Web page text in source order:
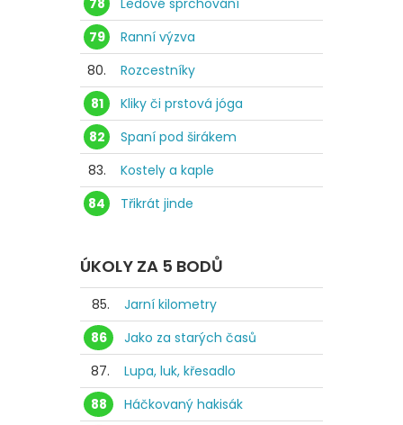
78
Ledové sprchování
79
Ranní výzva
80.
Rozcestníky
81
Kliky či prstová jóga
82
Spaní pod širákem
83.
Kostely a kaple
84
Třikrát jinde
ÚKOLY ZA 5 BODŮ
85.
Jarní kilometry
86
Jako za starých časů
87.
Lupa, luk, křesadlo
88
Háčkovaný hakisák